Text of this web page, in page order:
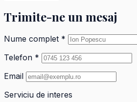
Trimite-ne un mesaj
Nume complet *
Telefon *
Email
Serviciu de interes